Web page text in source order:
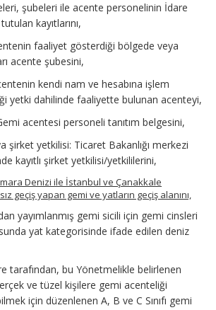
şubeleri ile acente personelinin İdare
kayıtlarını,
faaliyet gösterdiği bölgede veya
acente şubesini,
kendi nam ve hesabına işlem
yetki dahilinde faaliyette bulunan acenteyi,
acentesi personeli tanıtım belgesini,
şirket yetkilisi: Ticaret Bakanlığı merkezi
kayıtlı şirket yetkilisi/yetkililerini,
Denizi ile İstanbul ve Çanakkale
geçiş yapan gemi ve yatların geçiş alanını,
yayımlanmış gemi sicili için gemi cinsleri
yat kategorisinde ifade edilen deniz
tarafından, bu Yönetmelikle belirlenen
ve tüzel kişilere gemi acenteliği
için düzenlenen A, B ve C Sınıfı gemi